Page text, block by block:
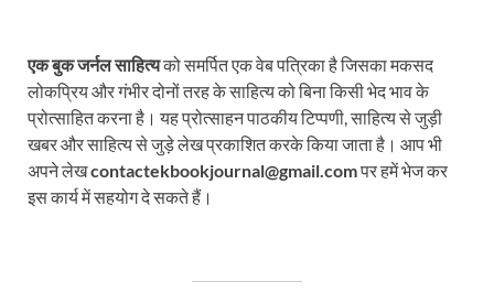
एक बुक जर्नल साहित्यको समर्पित एक वेब पत्रिका है जिसका मकसद
लोकप्रिय और गंभीर दोनों तरह के साहित्य को बिना किसी भेद भाव के
प्रोत्साहित करना है। यह प्रोत्साहन पाठकीय टिप्पणी, साहित्य से जुड़ी
खबर और साहित्य से जुड़े लेख प्रकाशित करके किया जाता है। आप भी
अपने लेखcontactekbookjournal@gmail.comपर हमें भेज कर
इस कार्य में सहयोग दे सकते हैं।